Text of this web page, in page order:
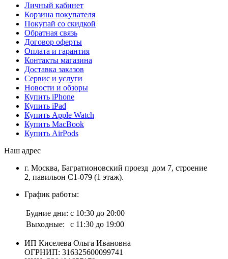
Личный кабинет
Корзина покупателя
Покупай со скидкой
Обратная связь
Договор оферты
Оплата и гарантия
Контакты магазина
Доставка заказов
Сервис и услуги
Новости и обзоры
Купить iPhone
Купить iPad
Купить Apple Watch
Купить MacBook
Купить AirPods
Наш адрес
г. Москва, Багратионовский проезд дом 7, строение
2, павильон С1-079 (1 этаж).
График работы:
Будние дни: с 10:30 до 20:00
Выходные:
с 11:30 до 19:00
ИП Киселева Ольга Ивановна
ОГРНИП: 316325600099741